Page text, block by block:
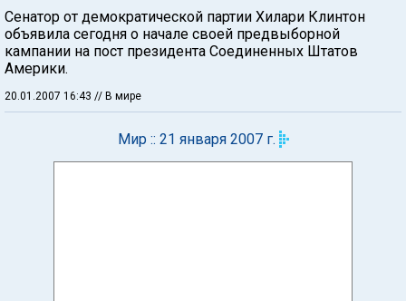
Сенатор от демократической партии Хилари Клинтон
объявила сегодня о начале своей предвыборной
кампании на пост президента Соединенных Штатов
Америки.
20.01.2007 16:43 // В мире
Мир :: 21 января 2007 г.